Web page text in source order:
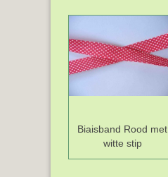
Biaisband Rood met
witte stip